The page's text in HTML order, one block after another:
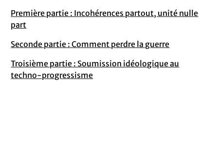
Première partie : Incohérences partout, unité nulle
part
Seconde partie : Comment perdre la guerre
Troisième partie : Soumission idéologique au
techno-progressisme